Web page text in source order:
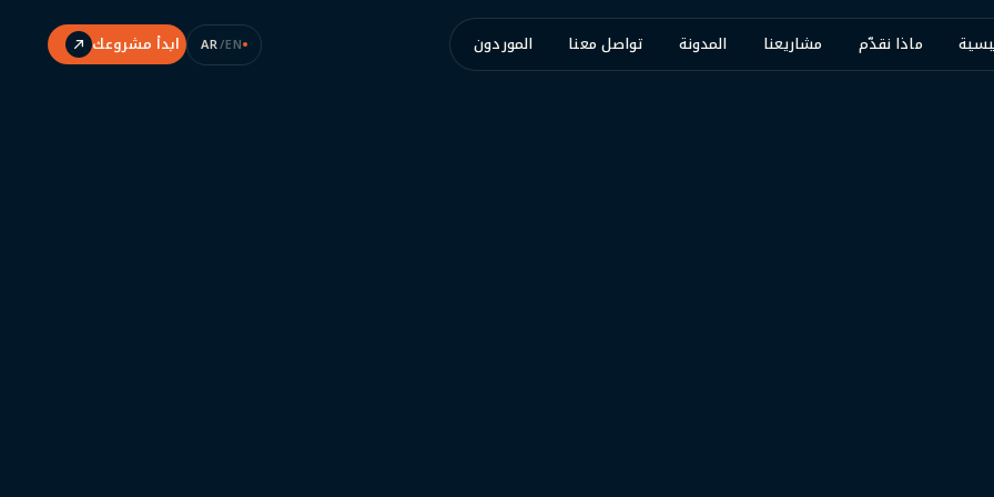
ماذا نقدّم مشاريعنا المدونة تواصل معنا الموردون EN
/
AR ابدأ مشروعك